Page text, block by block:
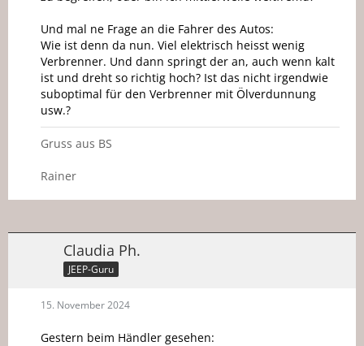
Und mal ne Frage an die Fahrer des Autos:
Wie ist denn da nun. Viel elektrisch heisst wenig
Verbrenner. Und dann springt der an, auch wenn kalt
ist und dreht so richtig hoch? Ist das nicht irgendwie
suboptimal für den Verbrenner mit Ölverdunnung
usw.?
Gruss aus BS
Rainer
Claudia Ph.
JEEP-Guru
15. November 2024
Gestern beim Händler gesehen: